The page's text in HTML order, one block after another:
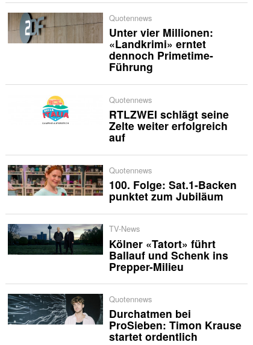
Quotennews
Unter vier Millionen:
«Landkrimi» erntet
dennoch Primetime-
Führung
Quotennews
RTLZWEI schlägt seine
Zelte weiter erfolgreich
auf
Quotennews
100. Folge: Sat.1-Backen
punktet zum Jubiläum
TV-News
Kölner «Tatort» führt
Ballauf und Schenk ins
Prepper-Milieu
Quotennews
Durchatmen bei
ProSieben: Timon Krause
startet ordentlich